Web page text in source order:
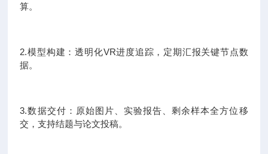
算。
2.模型构建：透明化VR进度追踪，定期汇报关键节点数
据。
3.数据交付：原始图片、实验报告、剩余样本全方位移
交，支持结题与论文投稿。